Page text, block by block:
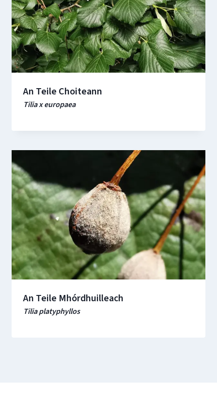
An Teile Choiteann
Tilia x europaea
An Teile Mhórdhuilleach
Tilia platyphyllos